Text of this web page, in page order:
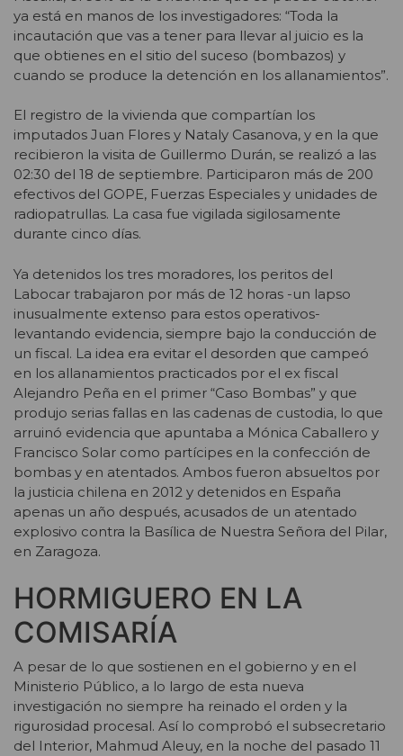
ya está en manos de los investigadores: “Toda la
incautación que vas a tener para llevar al juicio es la
que obtienes en el sitio del suceso (bombazos) y
cuando se produce la detención en los allanamientos”.
El registro de la vivienda que compartían los
imputados Juan Flores y Nataly Casanova, y en la que
recibieron la visita de Guillermo Durán, se realizó a las
02:30 del 18 de septiembre. Participaron más de 200
efectivos del GOPE, Fuerzas Especiales y unidades de
radiopatrullas. La casa fue vigilada sigilosamente
durante cinco días.
Ya detenidos los tres moradores, los peritos del
Labocar trabajaron por más de 12 horas -un lapso
inusualmente extenso para estos operativos-
levantando evidencia, siempre bajo la conducción de
un fiscal. La idea era evitar el desorden que campeó
en los allanamientos practicados por el ex fiscal
Alejandro Peña en el primer “Caso Bombas” y que
produjo serias fallas en las cadenas de custodia, lo que
arruinó evidencia que apuntaba a Mónica Caballero y
Francisco Solar como partícipes en la confección de
bombas y en atentados. Ambos fueron absueltos por
la justicia chilena en 2012 y detenidos en España
apenas un año después, acusados de un atentado
explosivo contra la Basílica de Nuestra Señora del Pilar,
en Zaragoza.
HORMIGUERO EN LA
COMISARÍA
A pesar de lo que sostienen en el gobierno y en el
Ministerio Público, a lo largo de esta nueva
investigación no siempre ha reinado el orden y la
rigurosidad procesal. Así lo comprobó el subsecretario
del Interior, Mahmud Aleuy, en la noche del pasado 11